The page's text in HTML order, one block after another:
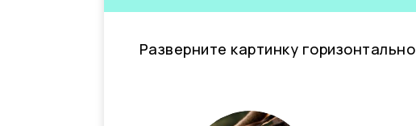
Разверните картинку горизонтально